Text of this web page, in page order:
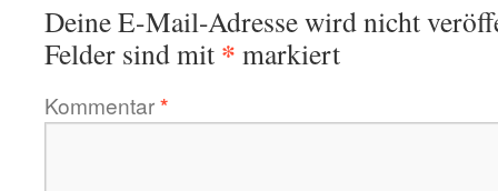
Deine E-Mail-Adresse wird nicht
Felder sind mit * markiert
Kommentar*